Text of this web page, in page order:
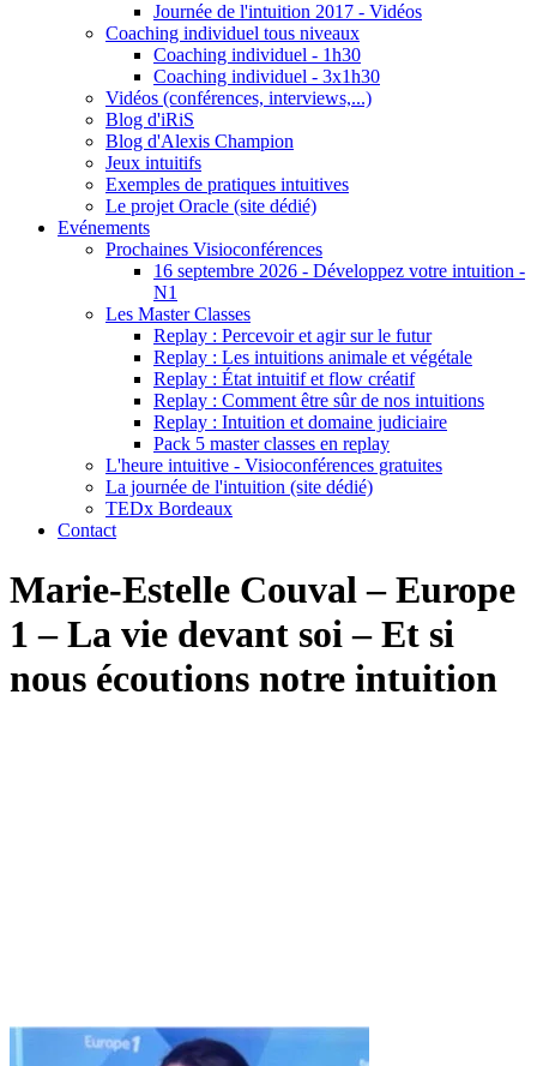
Journée de l'intuition 2017 - Vidéos
Coaching individuel tous niveaux
Coaching individuel - 1h30
Coaching individuel - 3x1h30
Vidéos (conférences, interviews,...)
Blog d'iRiS
Blog d'Alexis Champion
Jeux intuitifs
Exemples de pratiques intuitives
Le projet Oracle (site dédié)
Evénements
Prochaines Visioconférences
16 septembre 2026 - Développez votre intuition -
N1
Les Master Classes
Replay : Percevoir et agir sur le futur
Replay : Les intuitions animale et végétale
Replay : État intuitif et flow créatif
Replay : Comment être sûr de nos intuitions
Replay : Intuition et domaine judiciaire
Pack 5 master classes en replay
L'heure intuitive - Visioconférences gratuites
La journée de l'intuition (site dédié)
TEDx Bordeaux
Contact
Marie-Estelle Couval – Europe
1 – La vie devant soi – Et si
nous écoutions notre intuition